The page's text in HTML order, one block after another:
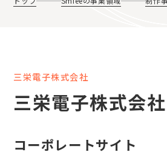
三栄電子株式会社
三栄電子株式会社
コーポレートサイト